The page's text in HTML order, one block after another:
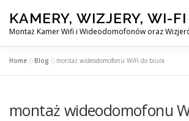
content
KAMERY, WIZJERY, WI-FI
Montaż Kamer Wifi i Wideodomofonów oraz
MONTAŻ WIDEDOMOFONÓW
Home »Blog »montaż wideodomofonu WiFi do biura
montaż wideodomofonu